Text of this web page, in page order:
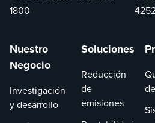
1800
Nuestro
Negocio
Investigación
y desarrollo
Soluciones
Reducción
de
emisiones